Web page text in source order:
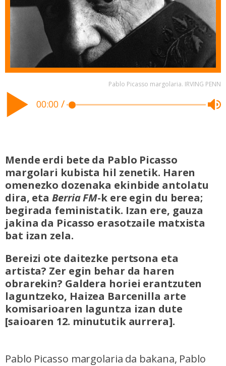
Pablo Picasso margolaria. IRVING PENN
00:00 /
Mende erdi bete da Pablo Picasso
margolari kubista hil zenetik. Haren
omenezko dozenaka ekinbide antolatu
dira, etaBerria FM-k ere egin du berea;
begirada feministatik. Izan ere, gauza
jakina da Picasso erasotzaile matxista
bat izan zela.
Bereizi ote daitezke pertsona eta
artista? Zer egin behar da haren
obrarekin? Galdera horiei erantzuten
laguntzeko, Haizea Barcenilla arte
komisarioaren laguntza izan dute
[saioaren 12. minututik aurrera].
Pablo Picasso margolaria da bakana, Pablo